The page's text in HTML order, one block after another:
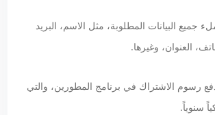
جميع البيانات المطلوبة، مثل الاسم، البريد
العنوان، وغيرها.
رسوم الاشتراك في برنامج المطورين، والتي